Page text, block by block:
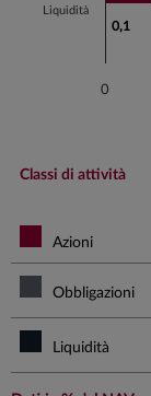
0,1
0,1
0
Liquidità
End of
Classi di attività
Azioni
Obbligazioni
Liquidità